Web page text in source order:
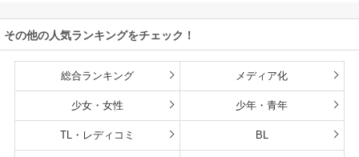
雄たちの母乳で成
その他の人気ランキングをチェック！
総合ランキング メディア化
少女・女性 少年・青年
TL・レディコミ BL